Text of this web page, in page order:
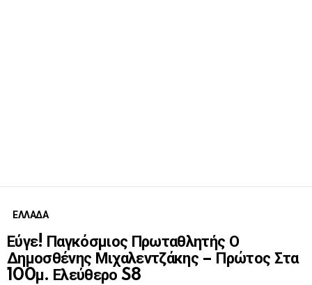
ΕΛΛΑΔΑ
Εύγε! Παγκόσμιος Πρωταθλητής Ο
Δημοσθένης Μιχαλεντζάκης – Πρώτος Στα
100μ. Ελεύθερο S8